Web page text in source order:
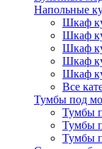
Напольные
Шкаф
Шкаф
Шкаф
Шкаф
Шкаф
Все
Тумбы под
Тумбы
Тумбы
Тумбы